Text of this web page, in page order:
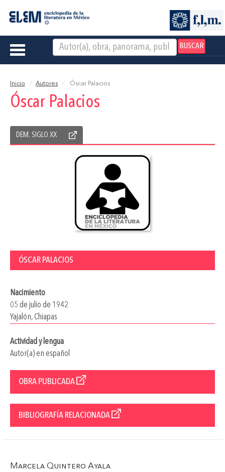
BUSCAR
Toggle
Inicio Autores Óscar Palacios
Óscar Palacios
DEM. SIGLO XX
ÓSCAR PALACIOS
Nacimiento
05 de julio de 1942
Yajalón, Chiapas
Actividad y lengua
Autor(a) en español
OBRA PUBLICADA
BIBLIOGRAFÍA RELACIONADA
Marcela Quintero Ayala